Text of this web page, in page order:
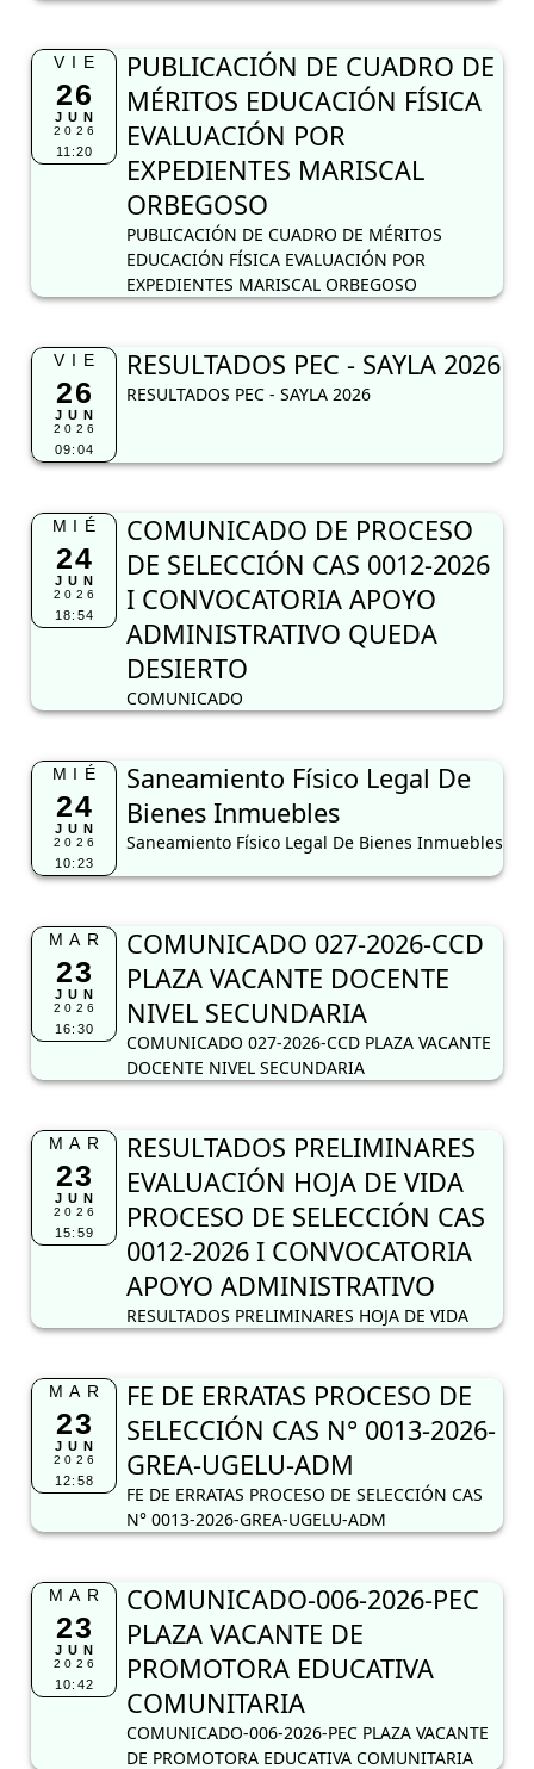
VIE
26
JUN
2026
11:20
PUBLICACIÓN DE CUADRO DE
MÉRITOS EDUCACIÓN FÍSICA
EVALUACIÓN POR
EXPEDIENTES MARISCAL
ORBEGOSO
PUBLICACIÓN DE CUADRO DE MÉRITOS
EDUCACIÓN FÍSICA EVALUACIÓN POR
EXPEDIENTES MARISCAL ORBEGOSO
VIE
26
JUN
2026
09:04
RESULTADOS PEC - SAYLA 2026
RESULTADOS PEC - SAYLA 2026
MIÉ
24
JUN
2026
18:54
COMUNICADO DE PROCESO
DE SELECCIÓN CAS 0012-2026
I CONVOCATORIA APOYO
ADMINISTRATIVO QUEDA
DESIERTO
COMUNICADO
MIÉ
24
JUN
2026
10:23
Saneamiento Físico Legal De
Bienes Inmuebles
Saneamiento Físico Legal De Bienes Inmuebles
MAR
23
JUN
2026
16:30
COMUNICADO 027-2026-CCD
PLAZA VACANTE DOCENTE
NIVEL SECUNDARIA
COMUNICADO 027-2026-CCD PLAZA VACANTE
DOCENTE NIVEL SECUNDARIA
MAR
23
JUN
2026
15:59
RESULTADOS PRELIMINARES
EVALUACIÓN HOJA DE VIDA
PROCESO DE SELECCIÓN CAS
0012-2026 I CONVOCATORIA
APOYO ADMINISTRATIVO
RESULTADOS PRELIMINARES HOJA DE VIDA
MAR
23
JUN
2026
12:58
FE DE ERRATAS PROCESO DE
SELECCIÓN CAS N° 0013-2026-
GREA-UGELU-ADM
FE DE ERRATAS PROCESO DE SELECCIÓN CAS
N° 0013-2026-GREA-UGELU-ADM
MAR
23
JUN
2026
10:42
COMUNICADO-006-2026-PEC
PLAZA VACANTE DE
PROMOTORA EDUCATIVA
COMUNITARIA
COMUNICADO-006-2026-PEC PLAZA VACANTE
DE PROMOTORA EDUCATIVA COMUNITARIA